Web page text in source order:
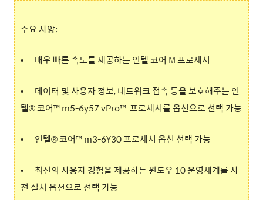
주요 사양:
• 매우 빠른 속도를 제공하는 인텔 코어 M 프로세서
•
데이터 및 사용자 정보, 네트워크 접속 등을 보호해주는 인
텔® 코어™ m5-6y57 vPro™ 프로세서를 옵션으로 선택 가능
• 인텔® 코어™ m3-6Y30 프로세서 옵션 선택 가능
•
최신의 사용자 경험을 제공하는 윈도우 10 운영체계를 사
전 설치 옵션으로 선택 가능